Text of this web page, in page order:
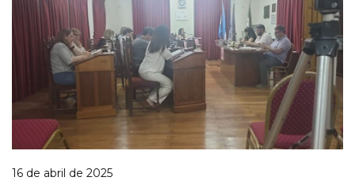
16 de abril de 2025